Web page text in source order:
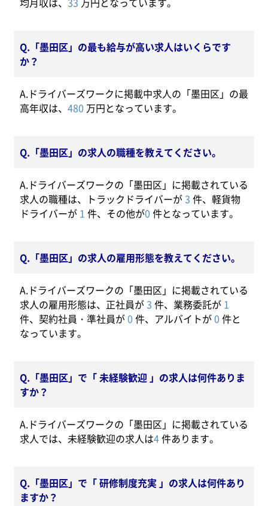
Q.「墨田区」の最も給与が高い求人はいくらです
か？
A.ドライバーズワークに掲載中求人の「墨田区」の最
高年収は、 480 万円となっています。
Q.「墨田区」の求人の職種を教えてください。
A.ドライバーズワークの「墨田区」に掲載されている
求人の職種は、トラックドライバーが3 件、軽貨物
ドライバーが 1 件、その他が0 件となっています。
Q.「墨田区」の求人の雇用形態を教えてください。
A.ドライバーズワークの「墨田区」に掲載されている
求人の雇用形態は、正社員が3 件、業務委託が 1
件、契約社員・準社員が0 件、アルバイトが0 件と
なっています。
Q.「墨田区」で「 未経験歓迎 」の求人は何件ありま
すか？
A.ドライバーズワークの「墨田区」に掲載されている
求人では、未経験歓迎の求人は4件あります。
Q.「墨田区」で「 研修制度充実 」の求人は何件あり
ますか？